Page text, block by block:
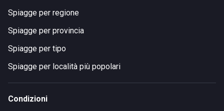
Spiagge per regione
Spiagge per provincia
Spiagge per tipo
Spiagge per località più popolari
Condizioni